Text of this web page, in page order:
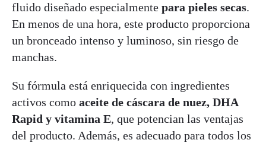
fluido diseñado especialmente para pieles secas.
En menos de una hora, este producto proporciona
un bronceado intenso y luminoso, sin riesgo de
manchas.
Su fórmula está enriquecida con ingredientes
activos como aceite de cáscara de nuez, DHA
Rapid y vitamina E, que potencian las ventajas
del producto. Además, es adecuado para todos los